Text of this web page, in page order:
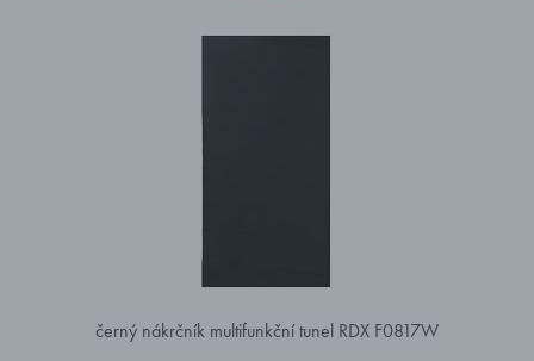
černý nákrčník multifunkční tunel RDX F0817W